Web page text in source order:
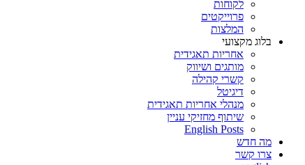
לקוחות
פרוייקטים
המלצות
בלוג מקצועי
אחריות תאגידית
מותגים ושיווק
קשרי קהילה
דיגיטל
מנהלי אחריות תאגידית
שיתוף מחזיקי עניין
English Posts
מה חדש
צרו קשר